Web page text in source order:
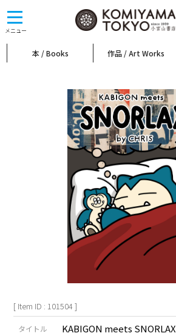
メニュー
toggle
navigation
本 / Books 作品 / Art Works
[ Item ID : 101504 ]
タイトル KABIGON meets SNORLAX